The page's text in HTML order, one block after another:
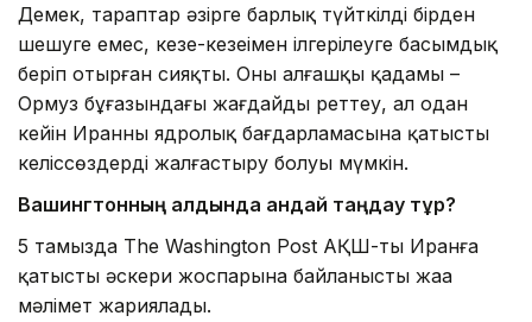
Демек, тараптар әзірге барлық түйткілді бірден
шешуге емес, кезең-кезеңімен ілгерілеуге басымдық
беріп отырған сияқты. Оның алғашқы қадамы –
Ормуз бұғазындағы жағдайды реттеу, ал одан
кейін Иранның ядролық бағдарламасына қатысты
келіссөздерді жалғастыру болуы мүмкін.
Вашингтонның алдында қандай таңдау тұр?
5 тамызда The Washington Post АҚШ-тың Иранға
қатысты әскери жоспарына байланысты жаңа
мәлімет жариялады.